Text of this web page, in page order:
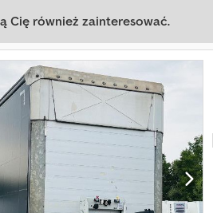
Cię również zainteresować.